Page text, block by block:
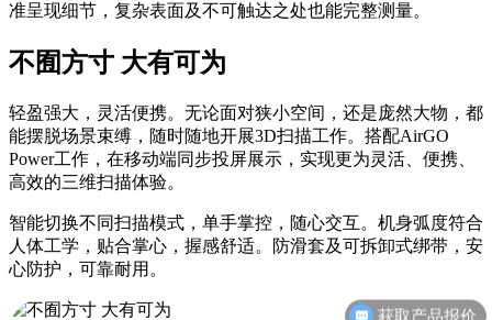
准呈现细节，复杂表面及不可触达之处也能完整测量。
不囿方寸 大有可为
轻盈强大，灵活便携。无论面对狭小空间，还是庞然大物，都
能摆脱场景束缚，随时随地开展3D扫描工作。搭配AirGO
Power工作，在移动端同步投屏展示，实现更为灵活、便携、
高效的三维扫描体验。
智能切换不同扫描模式，单手掌控，随心交互。机身弧度符合
人体工学，贴合掌心，握感舒适。防滑套及可拆卸式绑带，安
心防护，可靠耐用。